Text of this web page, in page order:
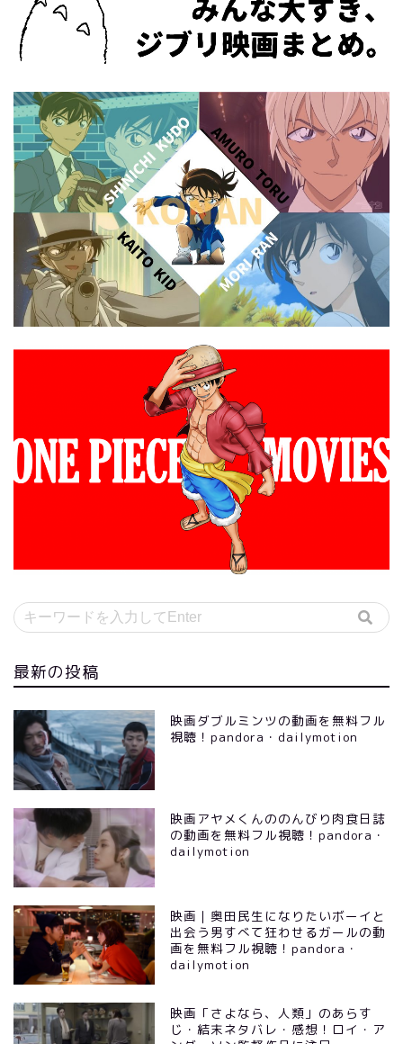
最新の投稿
映画ダブルミンツの動画を無料フル
視聴！pandora・dailymotion
映画アヤメくんののんびり肉食日誌
の動画を無料フル視聴！pandora・
dailymotion
映画｜奥田民生になりたいボーイと
出会う男すべて狂わせるガールの動
画を無料フル視聴！pandora・
dailymotion
映画「さよなら、人類」のあらす
じ・結末ネタバレ・感想！ロイ・ア